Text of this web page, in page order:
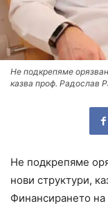
Не подкрепяме
казва проф. Радослав
Не подкрепяме
нови структури,
Финансирането на